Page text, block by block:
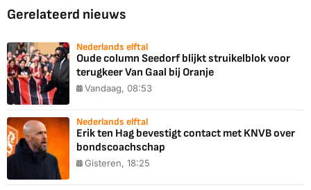
Gerelateerd nieuws
Nederlands elftal
Oude column Seedorf blijkt struikelblok voor
terugkeer Van Gaal bij Oranje
Vandaag, 08:53
Nederlands elftal
Erik ten Hag bevestigt contact met KNVB over
bondscoachschap
Gisteren, 18:25